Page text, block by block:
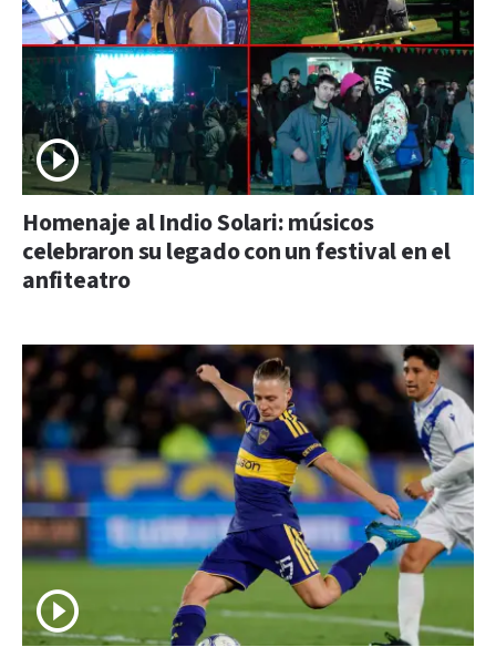
Homenaje al Indio Solari: músicos
celebraron su legado con un festival en el
anfiteatro